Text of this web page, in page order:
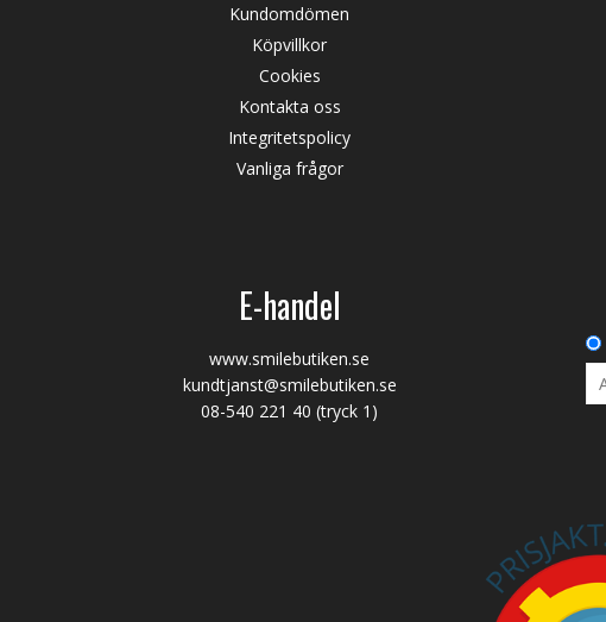
Kundomdömen
Köpvillkor
Cookies
Kontakta oss
Integritetspolicy
Vanliga frågor
E-handel
www.smilebutiken.se
kundtjanst@smilebutiken.se
08-540 221 40 (tryck 1)